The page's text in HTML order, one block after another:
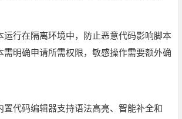
运行在隔离环境中，防止恶意代码影响脚本
需明确申请所需权限，敏感操作需要额外确
置代码编辑器支持语法高亮、智能补全和